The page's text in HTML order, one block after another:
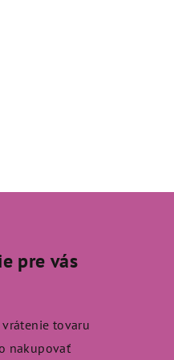
pre vás
vrátenie tovaru
nakupovať